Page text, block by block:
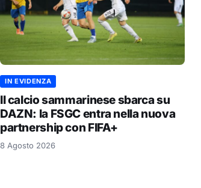
IN EVIDENZA
Il calcio sammarinese sbarca su
DAZN: la FSGC entra nella nuova
partnership con FIFA+
8 Agosto 2026